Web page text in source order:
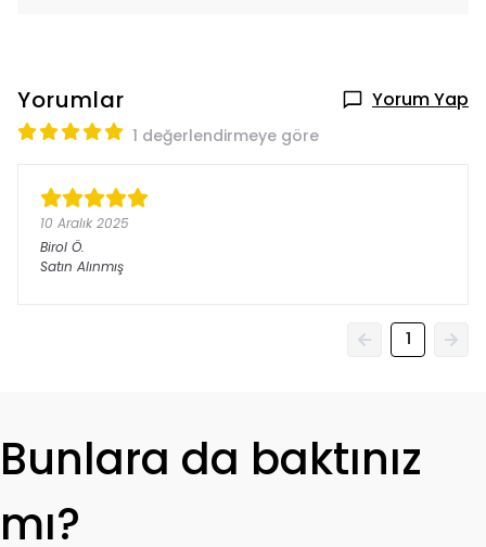
Yorumlar Yorum Yap
1 değerlendirmeye göre
10 Aralık 2025
Birol Ö.
Satın Alınmış
1
Bunlara da baktınız
mı?